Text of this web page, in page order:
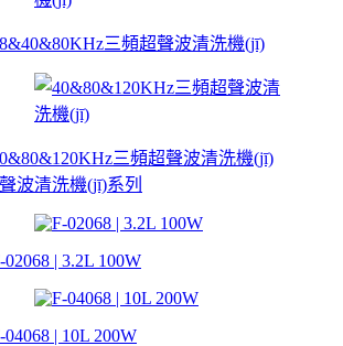
三頻超聲波清洗機(jī)
三頻超聲波清洗機(jī)
波清洗機(jī)系列
02068 | 3.2L 100W
04068 | 10L 200W